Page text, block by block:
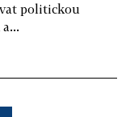
politickou